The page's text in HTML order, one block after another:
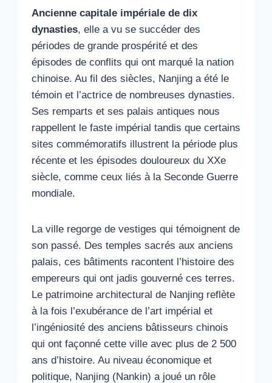
Ancienne capitale impériale de dix
dynasties, elle a vu se succéder des
périodes de grande prospérité et des
épisodes de conflits qui ont marqué la nation
chinoise. Au fil des siècles, Nanjing a été le
témoin et l’actrice de nombreuses dynasties.
Ses remparts et ses palais antiques nous
rappellent le faste impérial tandis que certains
sites commémoratifs illustrent la période plus
récente et les épisodes douloureux du XXe
siècle, comme ceux liés à la Seconde Guerre
mondiale.
La ville regorge de vestiges qui témoignent de
son passé. Des temples sacrés aux anciens
palais, ces bâtiments racontent l’histoire des
empereurs qui ont jadis gouverné ces terres.
Le patrimoine architectural de Nanjing reflète
à la fois l’exubérance de l’art impérial et
l’ingéniosité des anciens bâtisseurs chinois
qui ont façonné cette ville avec plus de 2 500
ans d’histoire. Au niveau économique et
politique, Nanjing (Nankin) a joué un rôle